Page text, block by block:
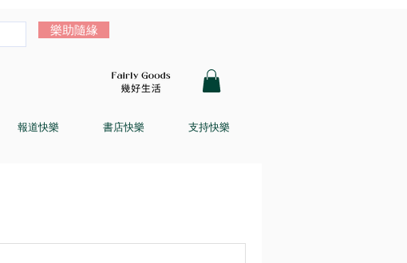
樂助隨緣
報道快樂 書店快樂 支持快樂